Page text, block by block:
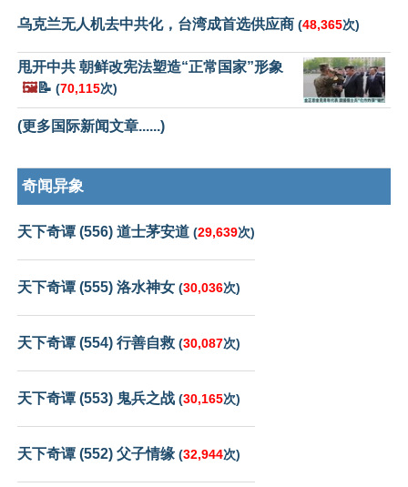
乌克兰无人机去中共化，台湾成首选供应商 (48,365次)
甩开中共 朝鲜改宪法塑造“正常国家”形象
🖼️📝 (70,115次)
(更多国际新闻文章......)
奇闻异象
天下奇谭 (556) 道士茅安道 (29,639次)
天下奇谭 (555) 洛水神女 (30,036次)
天下奇谭 (554) 行善自救 (30,087次)
天下奇谭 (553) 鬼兵之战 (30,165次)
天下奇谭 (552) 父子情缘 (32,944次)